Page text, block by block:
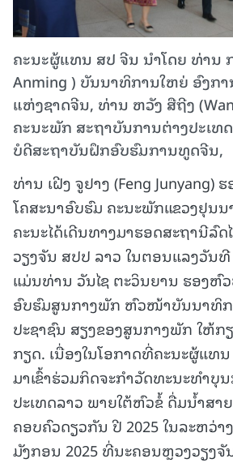
ຄະນະຜູ້ແທນ ສປ ຈີນ ນໍາໂດຍ ທ່ານ
Anming ) ບັນນາທິການໃຫຍ່ ອົງກ
ແຫ່ງຊາດຈີນ, ທ່ານ ຫວັງ ສືຖີງ
ຄະນະພັກ ສະຖາບັນການຕ່າງປະເທ
ບໍດີສະຖາບັນຝຶກອົບຮົມການທູດຈີນ,
ທ່ານ ເຝີງ ຈູຢາງ (Feng
ໂຄສະນາອົບຮົມ ຄະນະພັກແຂວງຢຸນ
ຄະນະໄດ້ເດີນທາງມາຮອດສະຖານີລົ
ວຽງຈັນ ສປປ ລາວ ໃນຕອນແລງວັນ
ແມ່ນທ່ານ ວັນໄຊ ຕະວິນຍານ ຮອງຫົ
ອົບຮົມສູນກາງພັກ ຫົວໜ້າບັນນາທິ
ປະຊາຊົນ ສຽງຂອງສູນກາງພັກ ໃຫ້
ກຽດ. ເນື່ອງໃນໂອກາດທີ່ຄະນະຜູ້ແທ
ມາເຂົ້າຮ່ວມກິດຈະກຳວັດທະນະທໍາບຸ
ປະເທດລາວ ພາຍໃຕ້ຫົວຂໍ້ ດື່ມນໍ້າສາ
ຄອບຄົວດຽວກັນ ປີ 2025 ໃນລະຫວ່າ
ມັງກອນ 2025 ທີ່ນະຄອນຫຼວງວຽງຈັ